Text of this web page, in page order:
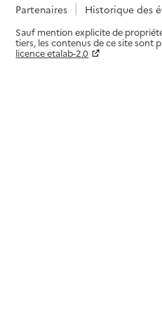
Partenaires
Historique des
Sauf mention explicite de
tiers, les contenus de ce site sont
licence etalab-2.0